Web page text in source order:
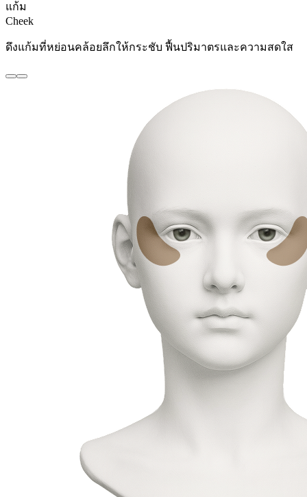
แก้ม
Cheek
ดึงแก้มที่หย่อนคล้อยลึกให้กระชับ ฟื้นปริมาตรและความสดใส